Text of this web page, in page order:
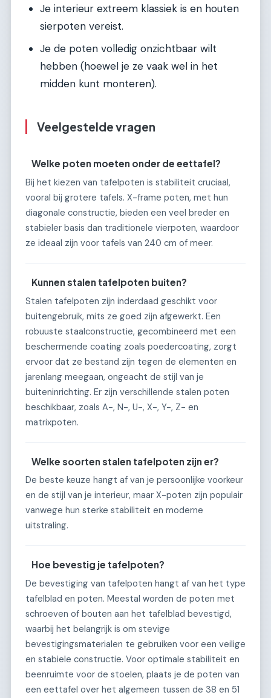
Je interieur extreem klassiek is en houten
sierpoten vereist.
Je de poten volledig onzichtbaar wilt
hebben (hoewel je ze vaak wel in het
midden kunt monteren).
Veelgestelde vragen
Welke poten moeten onder de eettafel?
Bij het kiezen van tafelpoten is stabiliteit cruciaal,
vooral bij grotere tafels. X-frame poten, met hun
diagonale constructie, bieden een veel breder en
stabieler basis dan traditionele vierpoten, waardoor
ze ideaal zijn voor tafels van 240 cm of meer.
Kunnen stalen tafelpoten buiten?
Stalen tafelpoten zijn inderdaad geschikt voor
buitengebruik, mits ze goed zijn afgewerkt. Een
robuuste staalconstructie, gecombineerd met een
beschermende coating zoals poedercoating, zorgt
ervoor dat ze bestand zijn tegen de elementen en
jarenlang meegaan, ongeacht de stijl van je
buiteninrichting. Er zijn verschillende stalen poten
beschikbaar, zoals A-, N-, U-, X-, Y-, Z- en
matrixpoten.
Welke soorten stalen tafelpoten zijn er?
De beste keuze hangt af van je persoonlijke voorkeur
en de stijl van je interieur, maar X-poten zijn populair
vanwege hun sterke stabiliteit en moderne
uitstraling.
Hoe bevestig je tafelpoten?
De bevestiging van tafelpoten hangt af van het type
tafelblad en poten. Meestal worden de poten met
schroeven of bouten aan het tafelblad bevestigd,
waarbij het belangrijk is om stevige
bevestigingsmaterialen te gebruiken voor een veilige
en stabiele constructie. Voor optimale stabiliteit en
beenruimte voor de stoelen, plaats je de poten van
een eettafel over het algemeen tussen de 38 en 51